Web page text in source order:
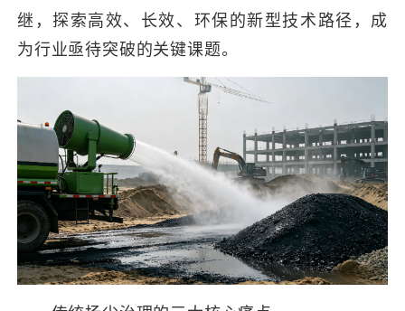
继，探索高效、长效、环保的新型技术路径，成
为行业亟待突破的关键课题。